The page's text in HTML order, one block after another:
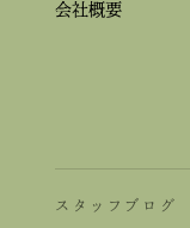
会社概要
スタッフブログ